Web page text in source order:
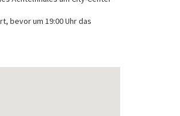
bevor um 19:00 Uhr das